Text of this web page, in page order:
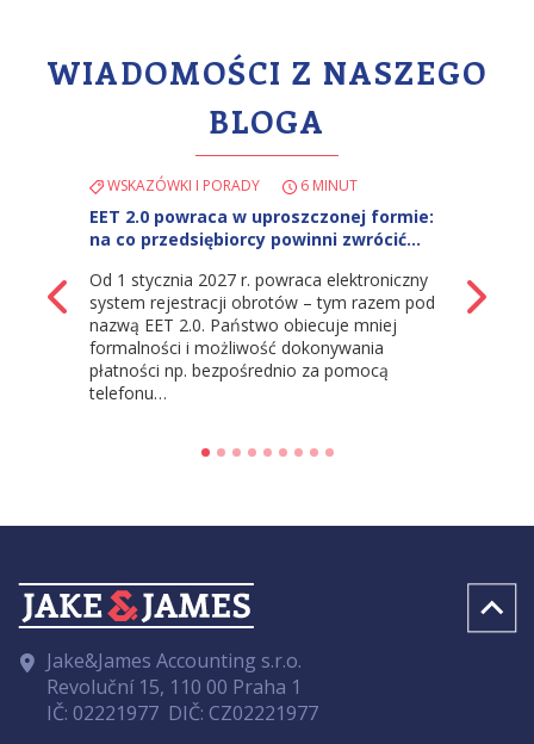
WIADOMOŚCI Z NASZEGO
BLOGA
z powrotem
WSKAZÓWKI I PORADY 6 MINUT
EET 2.0 powraca w uproszczonej formie:
na co przedsiębiorcy powinni zwrócić…
Od 1 stycznia 2027 r. powraca elektroniczny
system rejestracji obrotów – tym razem pod
nazwą EET 2.0. Państwo obiecuje mniej
formalności i możliwość dokonywania
płatności np. bezpośrednio za pomocą
telefonu…
Jake&James Accounting s.r.o.
Revoluční 15, 110 00 Praha 1
IČ: 02221977 DIČ: CZ02221977